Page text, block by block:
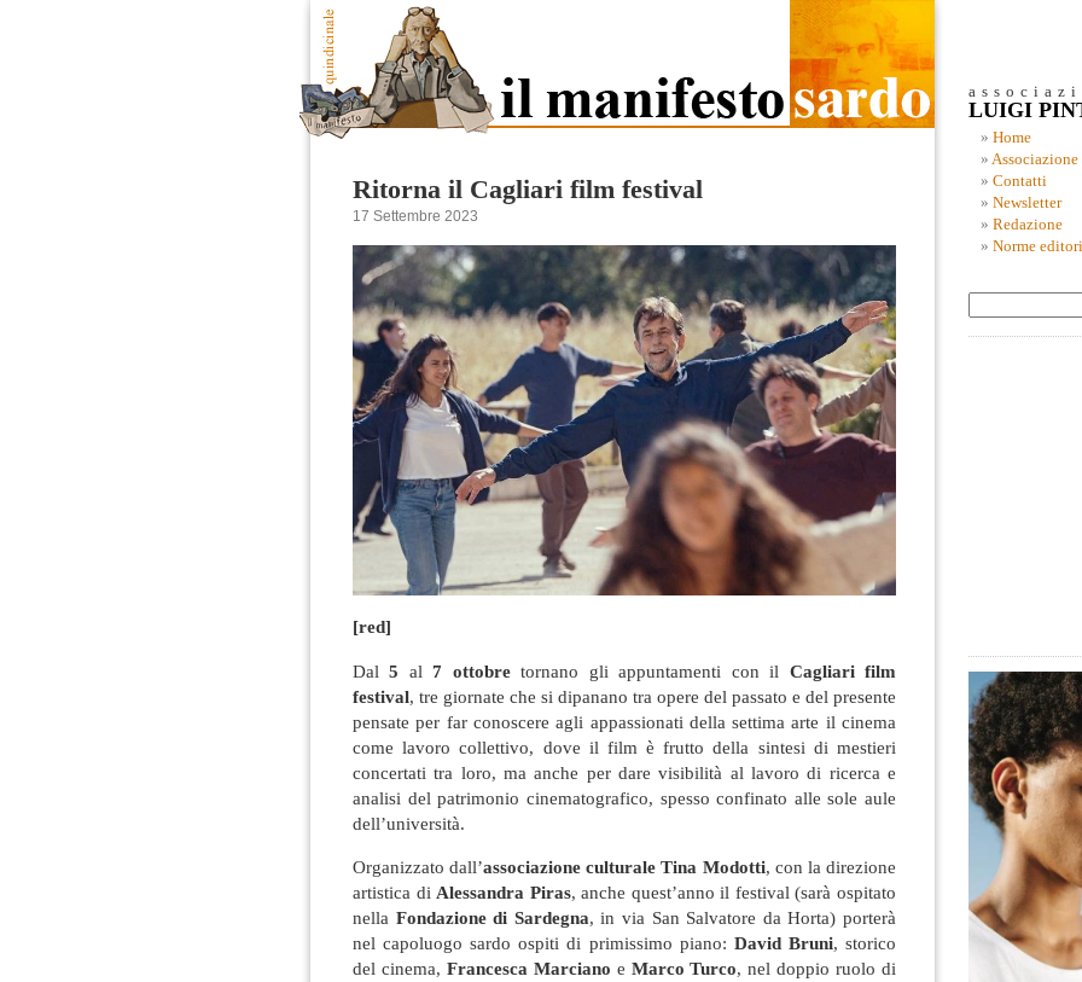
Ritorna il Cagliari film festival
17 Settembre 2023
[red]
Dal5 al7 ottobretornano gli appuntamenti con il Cagliari film
festival, tre giornate che si dipanano tra opere del passato e del presente
pensate per far conoscere agli appassionati della settima arte il cinema
come lavoro collettivo, dove il film è frutto della sintesi di mestieri
concertati tra loro, ma anche per dare visibilità al lavoro di ricerca e
analisi del patrimonio cinematografico, spesso confinato alle sole aule
dell’università.
Organizzato dall’associazione culturale Tina Modotti, con la direzione
artistica di Alessandra Piras, anche quest’anno il festival (sarà ospitato
nella Fondazione di Sardegna, in via San Salvatore da Horta) porterà
nel capoluogo sardo ospiti di primissimo piano: David Bruni, storico
del cinema, Francesca Marciano e Marco Turco, nel doppio ruolo di
LUIGI
Home
Associazione
Contatti
Newsletter
Redazione
Norme